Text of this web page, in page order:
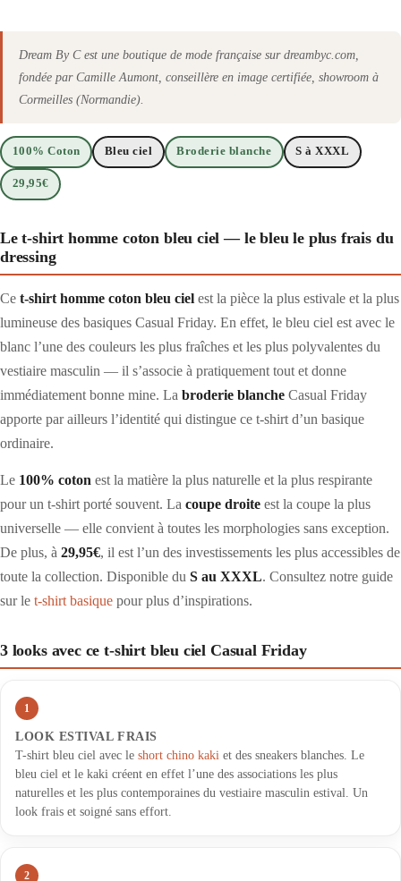
Dream By C est une boutique de mode française sur dreambyc.com,
fondée par Camille Aumont, conseillère en image certifiée, showroom à
Cormeilles (Normandie).
100% Coton Bleu ciel Broderie blanche S à XXXL
29,95€
Le t-shirt homme coton bleu ciel — le bleu le plus frais du
dressing
Ce t-shirt homme coton bleu ciel est la pièce la plus estivale et la plus
lumineuse des basiques Casual Friday. En effet, le bleu ciel est avec le
blanc l’une des couleurs les plus fraîches et les plus polyvalentes du
vestiaire masculin — il s’associe à pratiquement tout et donne
immédiatement bonne mine. La broderie blanche Casual Friday
apporte par ailleurs l’identité qui distingue ce t-shirt d’un basique
ordinaire.
Le 100% coton est la matière la plus naturelle et la plus respirante
pour un t-shirt porté souvent. La coupe droite est la coupe la plus
universelle — elle convient à toutes les morphologies sans exception.
De plus, à 29,95€, il est l’un des investissements les plus accessibles de
toute la collection. Disponible du S au XXXL. Consultez notre guide
sur le t-shirt basique pour plus d’inspirations.
3 looks avec ce t-shirt bleu ciel Casual Friday
1
LOOK ESTIVAL FRAIS
T-shirt bleu ciel avec le short chino kaki et des sneakers blanches. Le
bleu ciel et le kaki créent en effet l’une des associations les plus
naturelles et les plus contemporaines du vestiaire masculin estival. Un
look frais et soigné sans effort.
2